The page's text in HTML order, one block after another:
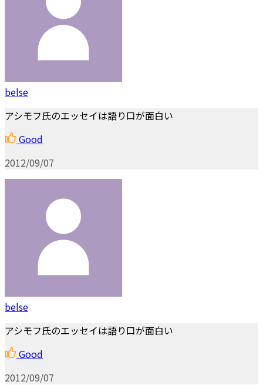
belse
アシモフ氏のエッセイは語り口が面白い
Good
2012/09/07
belse
アシモフ氏のエッセイは語り口が面白い
Good
2012/09/07